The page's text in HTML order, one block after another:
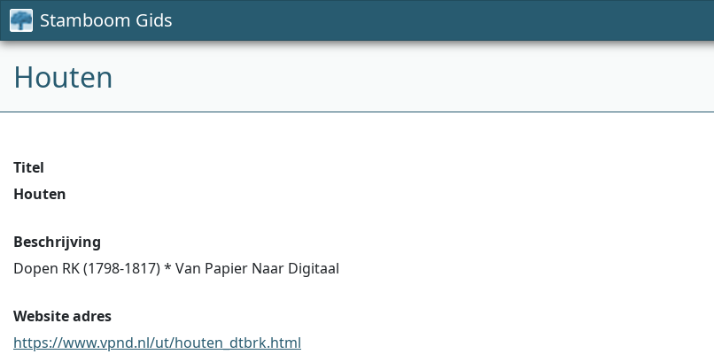
Stamboom Gids
Houten
Titel
Houten
Beschrijving
Dopen RK (1798-1817) * Van Papier Naar Digitaal
Website adres
https://www.vpnd.nl/ut/houten_dtbrk.html